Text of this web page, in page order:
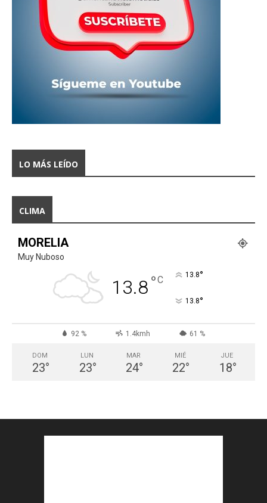
LO MÁS LEÍDO
CLIMA
MORELIA
Muy Nuboso
13.8°C 13.8°
13.8°
92 % 1.4kmh 61 %
DOM
23°
LUN
23°
MAR
24°
MIÉ
22°
JUE
18°